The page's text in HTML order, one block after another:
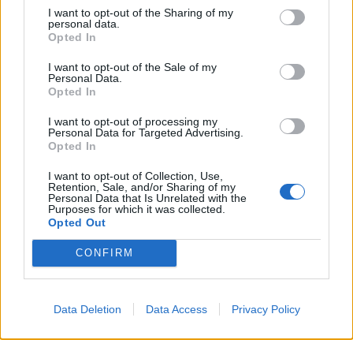
I want to opt-out of the Sharing of my
personal data.
Opted In
I want to opt-out of the Sale of my
Personal Data.
Opted In
I want to opt-out of processing my
Personal Data for Targeted Advertising.
Opted In
I want to opt-out of Collection, Use,
Retention, Sale, and/or Sharing of my
Personal Data that Is Unrelated with the
Purposes for which it was collected.
Opted Out
CONFIRM
Data Deletion Data Access Privacy Policy